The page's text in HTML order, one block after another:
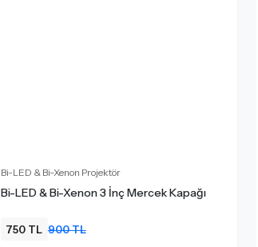
Bi-LED & Bi-Xenon Projektör
Bi-LED & Bi-Xenon 3 İnç Mercek Kapağı
750 TL 900 TL